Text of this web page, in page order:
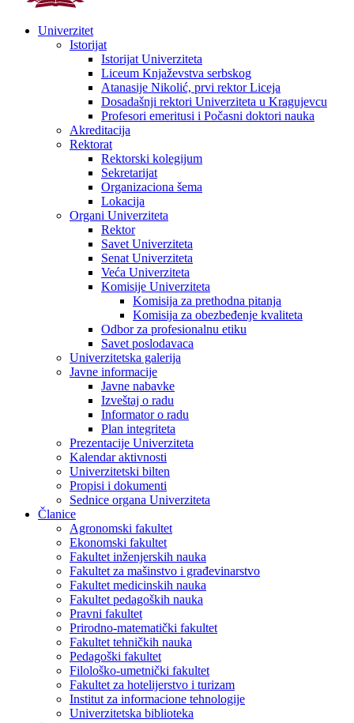
Univerzitet
Istorijat
Istorijat Univerziteta
Liceum Knjaževstva serbskog
Atanasije Nikolić, prvi rektor Liceja
Dosadašnji rektori Univerziteta u Kragujevcu
Profesori emeritusi i Počasni doktori nauka
Akreditacija
Rektorat
Rektorski kolegijum
Sekretarijat
Organizaciona šema
Lokacija
Organi Univerziteta
Rektor
Savet Univerziteta
Senat Univerziteta
Veća Univerziteta
Komisije Univerziteta
Komisija za prethodna pitanja
Komisija za obezbeđenje kvaliteta
Odbor za profesionalnu etiku
Savet poslodavaca
Univerzitetska galerija
Javne informacije
Javne nabavke
Izveštaj o radu
Informator o radu
Plan integriteta
Prezentacije Univerziteta
Kalendar aktivnosti
Univerzitetski bilten
Propisi i dokumenti
Sednice organa Univerziteta
Članice
Agronomski fakultet
Ekonomski fakultet
Fakultet inženjerskih nauka
Fakultet za mašinstvo i građevinarstvo
Fakultet medicinskih nauka
Fakultet pedagoških nauka
Pravni fakultet
Prirodno-matematički fakultet
Fakultet tehničkih nauka
Pedagoški fakultet
Filološko-umetnički fakultet
Fakultet za hotelijerstvo i turizam
Institut za informacione tehnologije
Univerzitetska biblioteka